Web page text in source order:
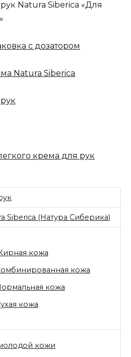
Siberica (Натура Сиберика)
кожа
кожа
кожа
кожа
кожи